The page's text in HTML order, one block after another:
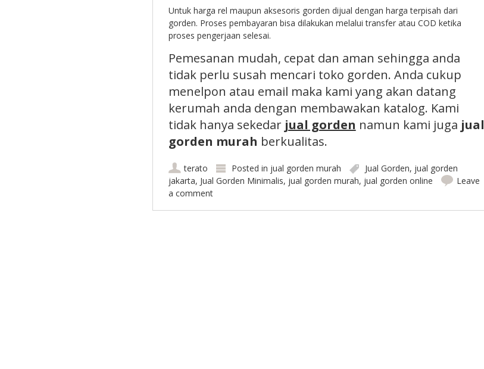
Untuk harga rel maupun aksesoris gorden dijual dengan harga terpisah dari
gorden. Proses pembayaran bisa dilakukan melalui transfer atau COD ketika
proses pengerjaan selesai.
Pemesanan mudah, cepat dan aman sehingga anda
tidak perlu susah mencari toko gorden. Anda cukup
menelpon atau email maka kami yang akan datang
kerumah anda dengan membawakan katalog. Kami
tidak hanya sekedar jual gorden namun kami juga jual
gorden murah berkualitas.
terato Posted in jual gorden murah Jual Gorden, jual gorden
jakarta, Jual Gorden Minimalis, jual gorden murah, jual gorden online
Leave
a comment